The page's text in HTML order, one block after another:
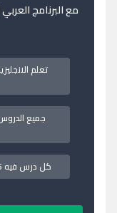
تعلم
جميع
كل درس فيه 5 اختبارات تفاعلية لتحسين اللفظ والنطق